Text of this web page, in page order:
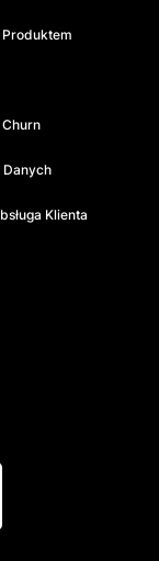
Danych
Klienta